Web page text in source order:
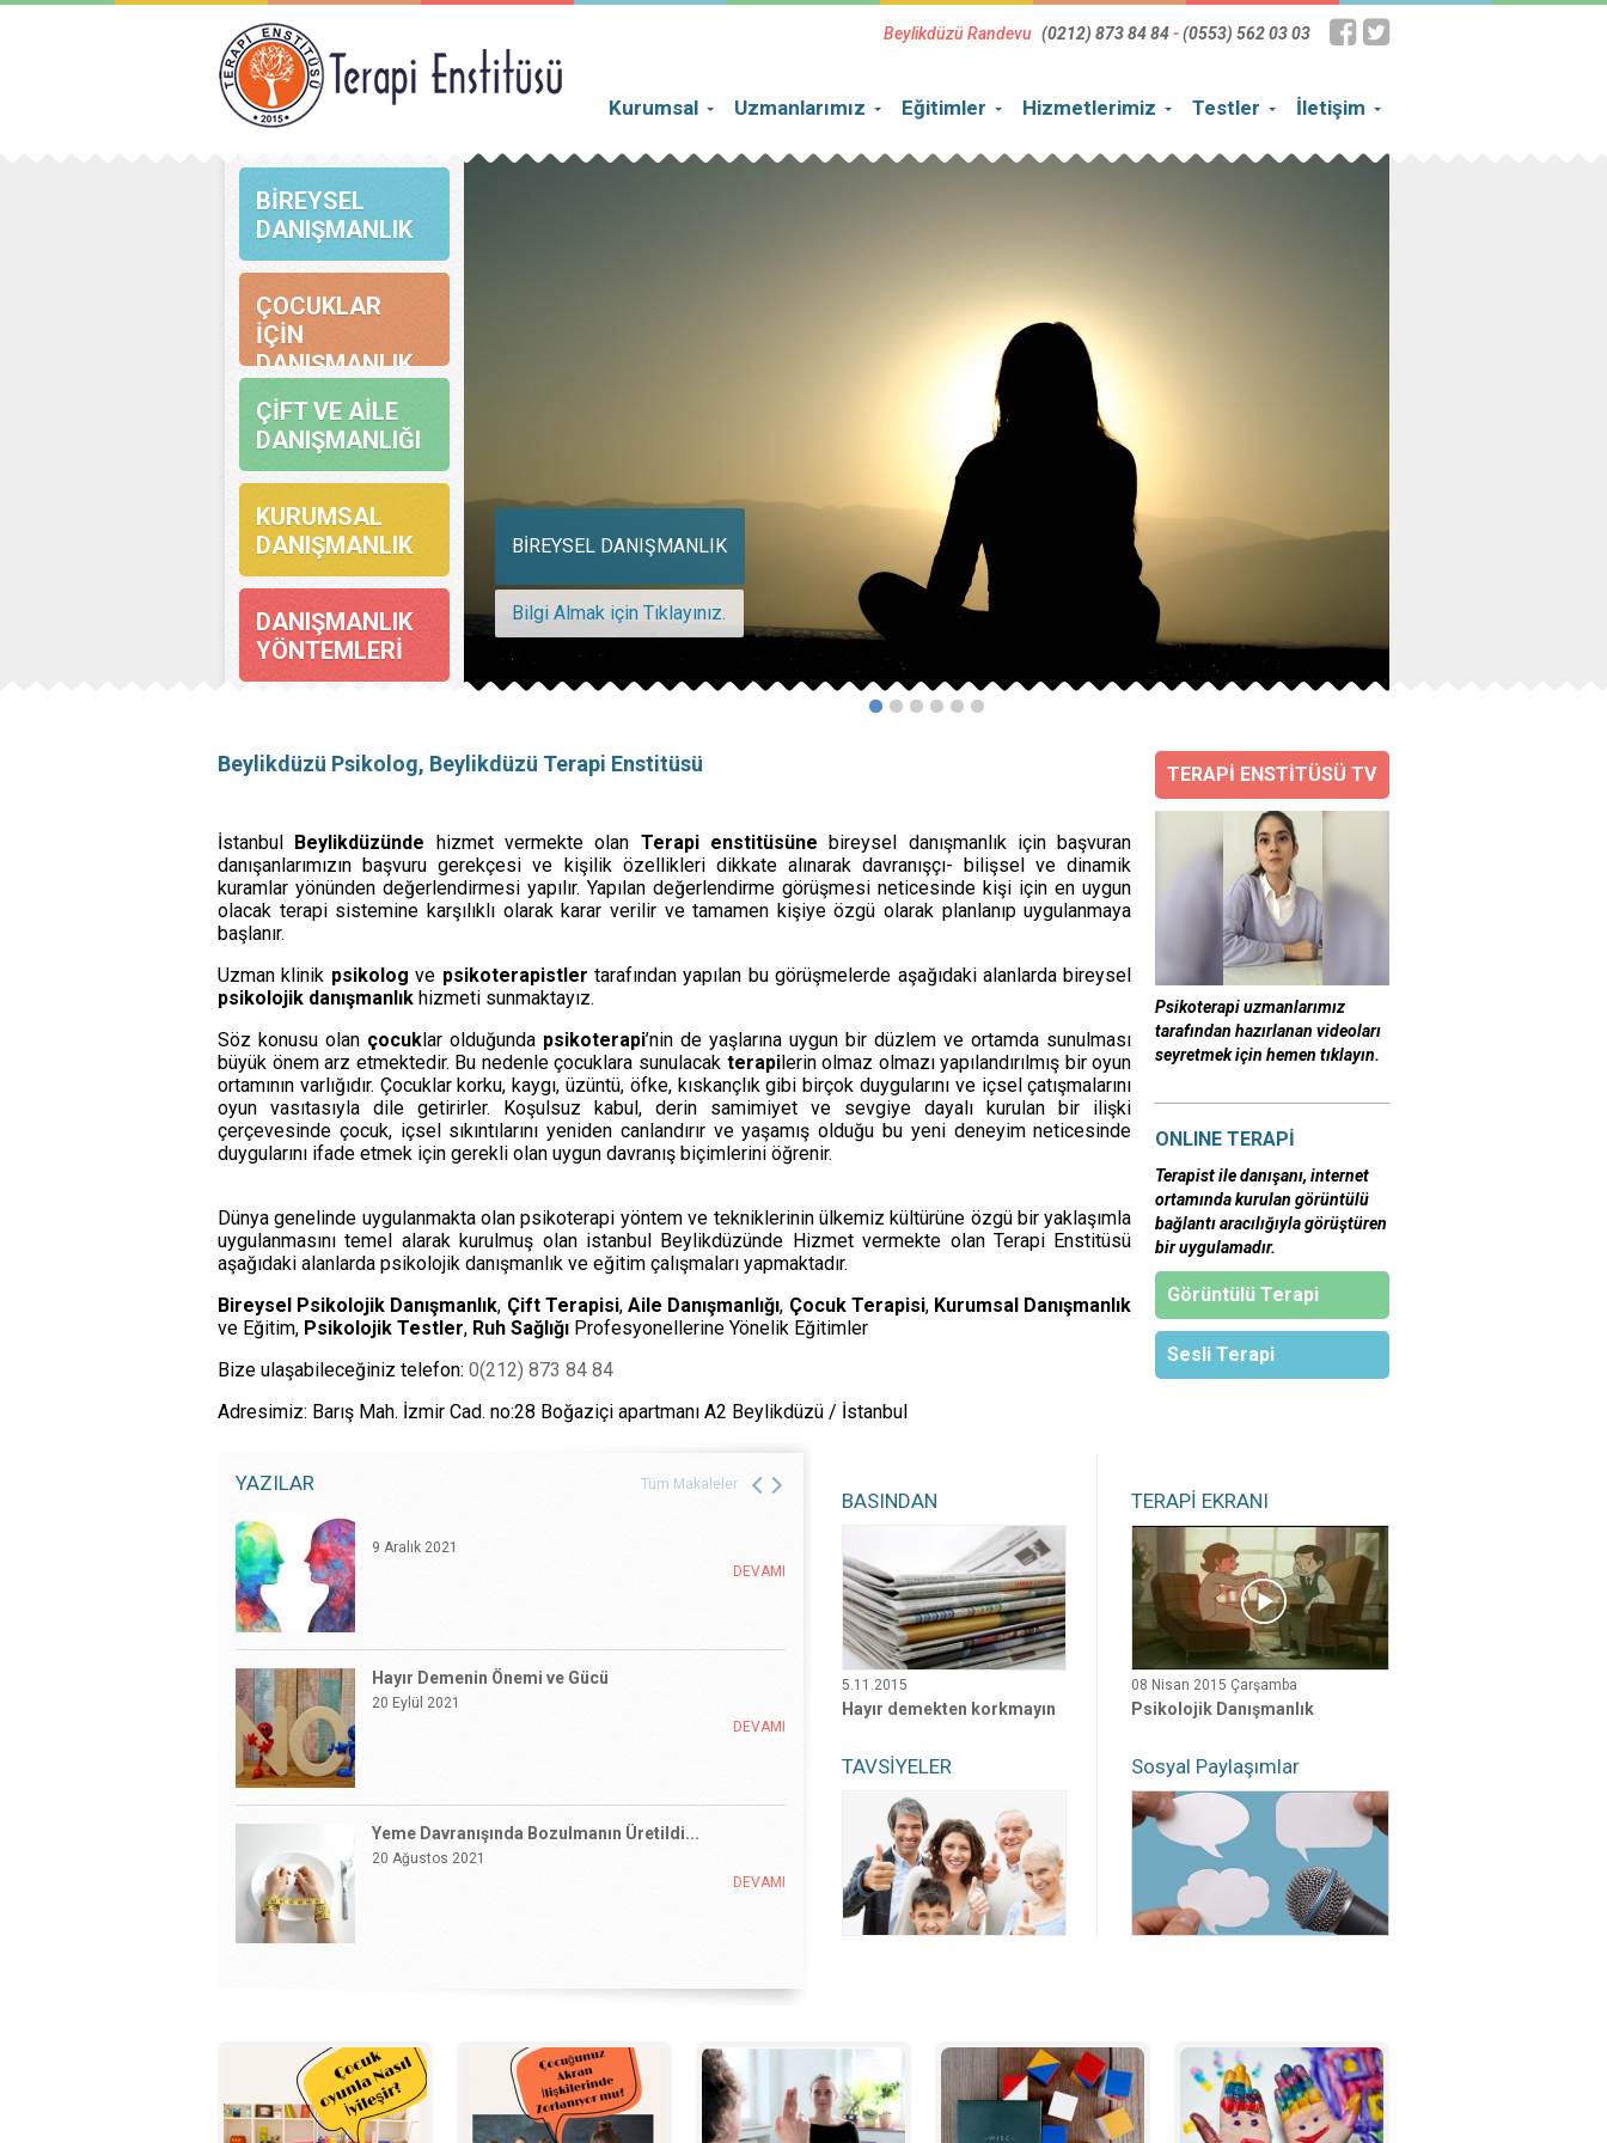
Beylikdüzü Randevu (0212) 873 84 84-(0553) 562 03 03
Kurumsal Uzmanlarımız Eğitimler Hizmetlerimiz Testler İletişim
GECİKMİŞ
KONUŞMA
BİREYSEL
DANIŞMANLIK
ÇOCUKLAR
İÇİN
DANIŞMANLIK
ÇİFT VE AİLE
DANIŞMANLIĞI
KURUMSAL
DANIŞMANLIK
DANIŞMANLIK
YÖNTEMLERİ
KONUŞMA
BİREYSEL
DANIŞMANLIK
ÇOCUKLAR
İÇİN
DANIŞMANLIK
ÇİFT VE AİLE
DANIŞMANLIĞI
KURUMSAL
DANIŞMANLIK
YÖNTEMLERİ
GECİKMİŞ
KONUŞMA
DANIŞMANLIK
ÇOCUKLAR
İÇİN
DANIŞMANLIK
ÇİFT VE AİLE
DANIŞMANLIĞI
KURUMSAL
DANIŞMANLIK
DANIŞMANLIK
YÖNTEMLERİ
BİREYSEL DANIŞMANLIK
Bilgi Almak için Tıklayınız.
Beylikdüzü Psikolog, Beylikdüzü Terapi Enstitüsü
İstanbul Beylikdüzünde hizmet vermekte olan Terapi enstitüsüne bireysel danışmanlık için başvuran
danışanlarımızın başvuru gerekçesi ve kişilik özellikleri dikkate alınarak davranışçı- bilişsel ve dinamik
kuramlar yönünden değerlendirmesi yapılır. Yapılan değerlendirme görüşmesi neticesinde kişi için en uygun
olacak terapi sistemine karşılıklı olarak karar verilir ve tamamen kişiye özgü olarak planlanıp uygulanmaya
başlanır.
Uzman klinik psikolog ve psikoterapistler tarafından yapılan bu görüşmelerde aşağıdaki alanlarda bireysel
psikolojik danışmanlık hizmeti sunmaktayız.
Söz konusu olan çocuklar olduğunda psikoterapi’nin de yaşlarına uygun bir düzlem ve ortamda sunulması
büyük önem arz etmektedir. Bu nedenle çocuklara sunulacak terapilerin olmaz olmazı yapılandırılmış bir oyun
ortamının varlığıdır. Çocuklar korku, kaygı, üzüntü, öfke, kıskançlık gibi birçok duygularını ve içsel çatışmalarını
oyun vasıtasıyla dile getirirler. Koşulsuz kabul, derin samimiyet ve sevgiye dayalı kurulan bir ilişki
çerçevesinde çocuk, içsel sıkıntılarını yeniden canlandırır ve yaşamış olduğu bu yeni deneyim neticesinde
duygularını ifade etmek için gerekli olan uygun davranış biçimlerini öğrenir.
Dünya genelinde uygulanmakta olan psikoterapi yöntem ve tekniklerinin ülkemiz kültürüne özgü bir yaklaşımla
uygulanmasını temel alarak kurulmuş olan istanbul Beylikdüzünde Hizmet vermekte olan Terapi Enstitüsü
aşağıdaki alanlarda psikolojik danışmanlık ve eğitim çalışmaları yapmaktadır.
Bireysel Psikolojik Danışmanlık, Çift Terapisi,Aile Danışmanlığı, Çocuk Terapisi, Kurumsal Danışmanlık
ve Eğitim, Psikolojik Testler, Ruh Sağlığı Profesyonellerine Yönelik Eğitimler
Bize ulaşabileceğiniz telefon: 0(212) 873 84 84
Adresimiz: Barış Mah. İzmir Cad. no:28 Boğaziçi apartmanı A2 Beylikdüzü / İstanbul
TERAPİ ENSTİTÜSÜ TV
Psikoterapi uzmanlarımız
tarafından hazırlanan videoları
seyretmek için hemen tıklayın.
ONLINE TERAPİ
Terapist ile danışanı, internet
ortamında kurulan görüntülü
bağlantı aracılığıyla görüştüren
bir uygulamadır.
Görüntülü Terapi
Sesli Terapi
YAZILAR Tüm Makaleler
6 Aralık 2023
https://doi.org/10.57127/kpd.26024438.1274691https://doi.org/10.57127/kpd.26024438.1274691https:/...
RENKLERİN ZEKA ÜZERİNDEKİ POZİTİF ETK...
29 Ağustos 2022
Attentioner – Dikkatimi Topluyorum Pr...
16 Mart 2022
Attentioner – Dikkatimi Topluyorum Programı Nedir?
DEVAMI
ÇOCUKLARDA TUVALET EĞİTİMİ
2 Şubat 2022
ÇOCUKLARDA TUVALET EĞİTİMİ
DEVAMI
20 Eylül 2021
DEVAMI
Yeme Davranışında Bozulmanın Üretildi...
20 Ağustos 2021
DEVAMI
ÇOCUKLARDA OBEZİTE – BESLENME TEDAVİSİ
1 Haziran 2021
BASINDAN
5.11.2015
Hayır demekten korkmayın
TAVSİYELER
TERAPİ EKRANI
08 Nisan 2015 Çarşamba
Psikolojik Danışmanlık
Sosyal Paylaşımlar